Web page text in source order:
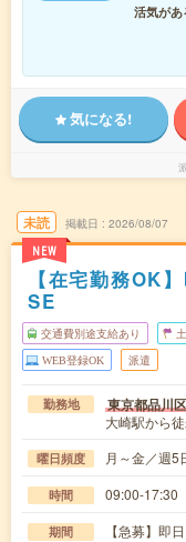
活気があ
気になる!
未読
NEW
掲載日 2026/08/07
【在宅勤務OK
SE
交通費別途支給あり
WEB登録OK 派遣
勤務地 東京都品川区
大崎駅から
曜日頻度 月～金／週5
時間 09:00-17:30
期間 【急募】